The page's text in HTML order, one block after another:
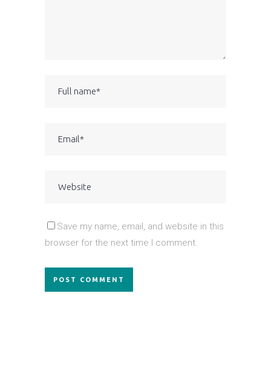
Save my name, email, and website in this
browser for the next time I comment.